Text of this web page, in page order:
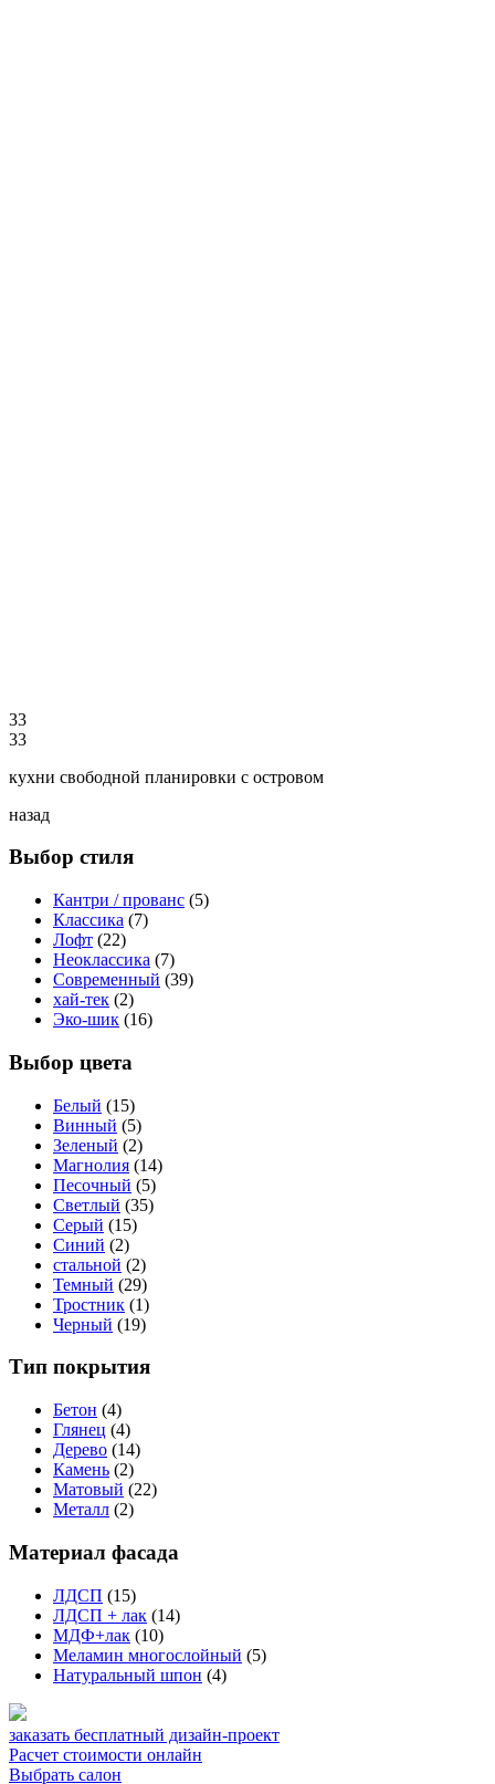
33
33
кухни свободной планировки с островом
назад
Выбор стиля
Кантри / прованс (5)
Классика (7)
Лофт (22)
Неоклассика (7)
Современный (39)
хай-тек (2)
Эко-шик (16)
Выбор цвета
Белый (15)
Винный (5)
Зеленый (2)
Магнолия (14)
Песочный (5)
Светлый (35)
Серый (15)
Синий (2)
стальной (2)
Темный (29)
Тростник (1)
Черный (19)
Тип покрытия
Бетон (4)
Глянец (4)
Дерево (14)
Камень (2)
Матовый (22)
Металл (2)
Материал фасада
ЛДСП (15)
ЛДСП + лак (14)
МДФ+лак (10)
Меламин многослойный (5)
Натуральный шпон (4)
заказать бесплатный дизайн-проект
Расчет стоимости онлайн
Выбрать салон